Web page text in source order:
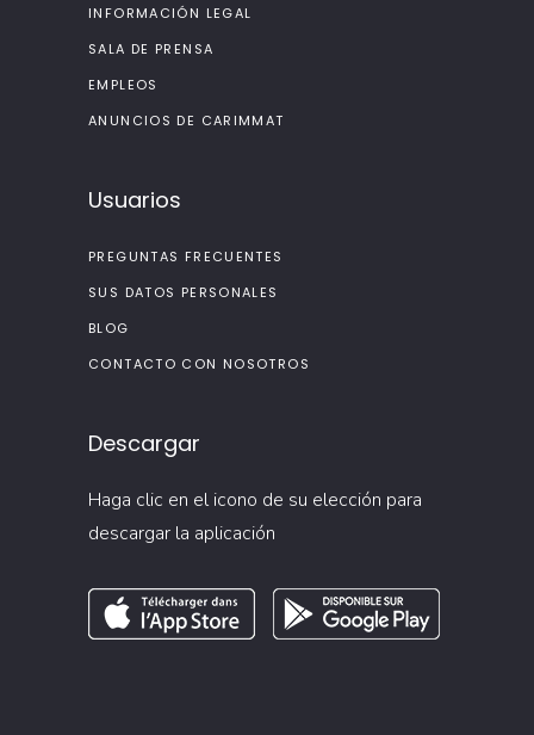
INFORMACIÓN LEGAL
SALA DE PRENSA
EMPLEOS
ANUNCIOS DE CARIMMAT
Usuarios
PREGUNTAS FRECUENTES
SUS DATOS PERSONALES
BLOG
CONTACTO CON NOSOTROS
Descargar
Haga clic en el icono de su elección para
descargar la aplicación